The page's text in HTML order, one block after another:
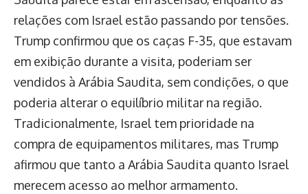
relações com Israel estão passando por tensões.
Trump confirmou que os caças F-35, que estavam
em exibição durante a visita, poderiam ser
vendidos à Arábia Saudita, sem condições, o que
poderia alterar o equilíbrio militar na região.
Tradicionalmente, Israel tem prioridade na
compra de equipamentos militares, mas Trump
afirmou que tanto a Arábia Saudita quanto Israel
merecem acesso ao melhor armamento.